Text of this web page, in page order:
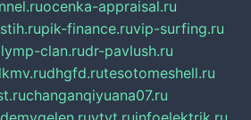
ocenka-appraisal.ru
pik-finance.ruvip-surfing.ru
clan.rudr-pavlush.ru
dhgfd.rutesotomeshell.ru
changanqiyuana07.ru